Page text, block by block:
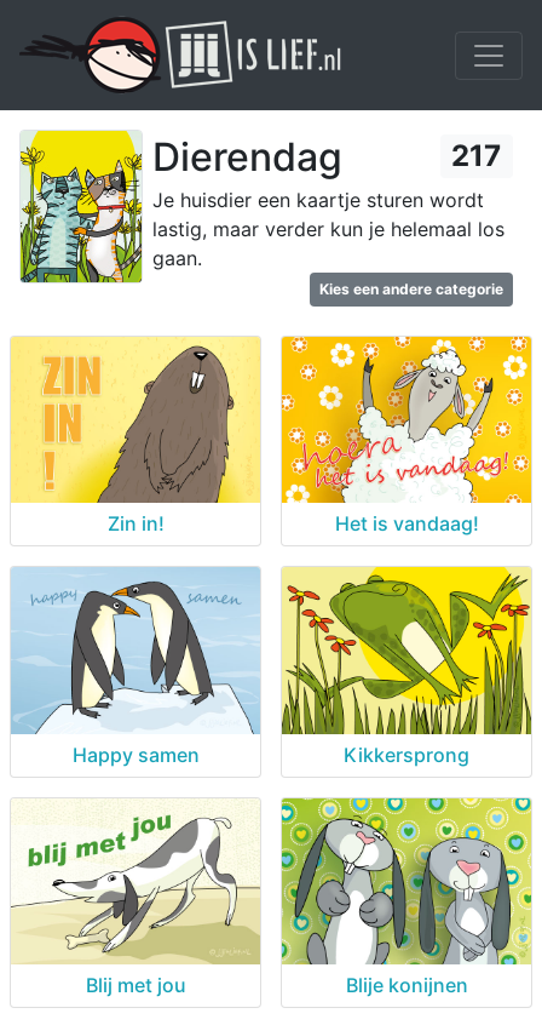
Dierendag 217
Je huisdier een kaartje sturen wordt
lastig, maar verder kun je helemaal los
gaan.
Kies een andere categorie
Zin in! Het is vandaag!
Happy samen Kikkersprong
Blij met jou Blije konijnen